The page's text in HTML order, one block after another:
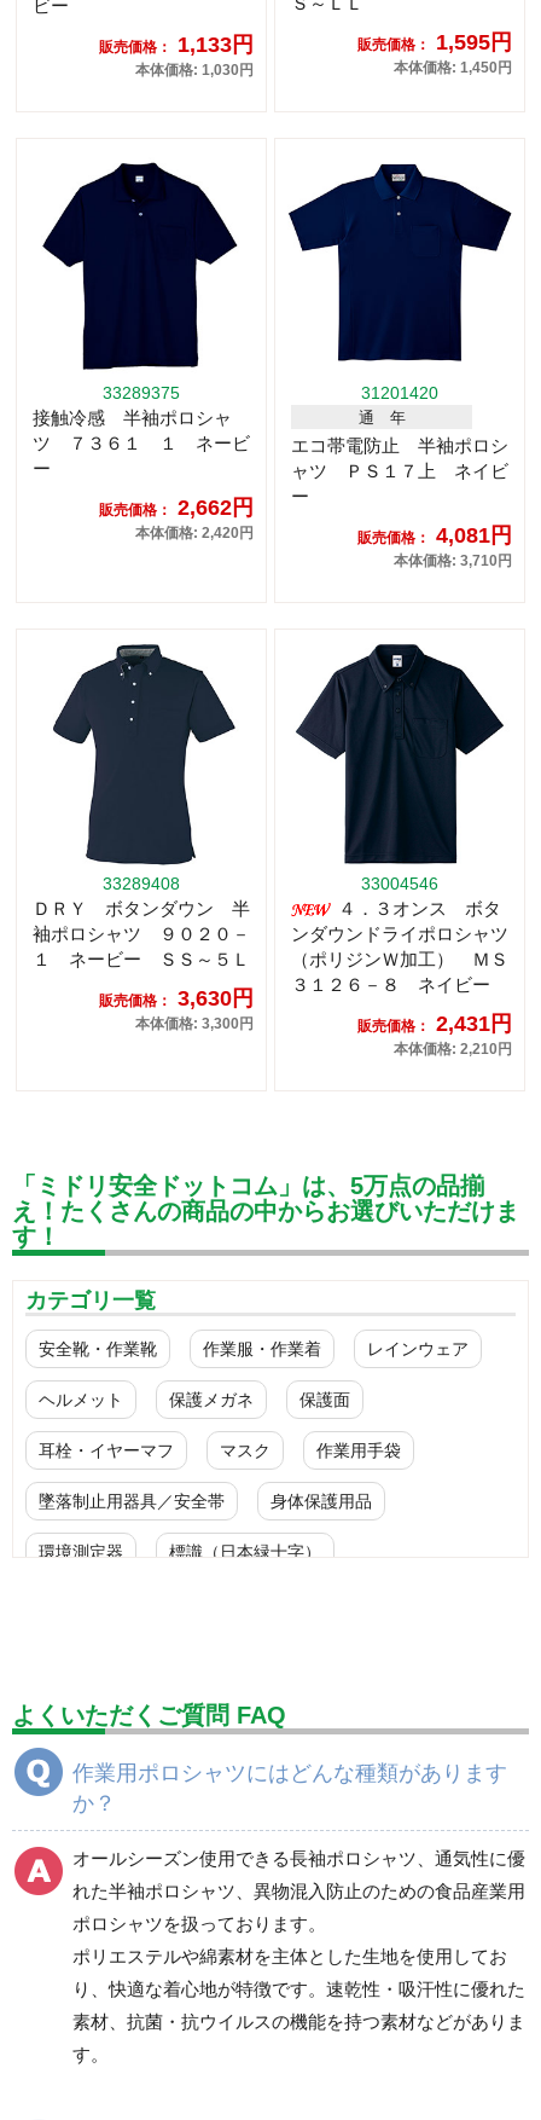
ビー
販売価格： 1,133円
本体価格: 1,030円
販売価格： 1,595円
本体価格: 1,450円
33289375
接触冷感 半袖ポロシャ
ツ ７３６１ １ ネービ
ー
販売価格： 2,662円
本体価格: 2,420円
31201420
通 年
エコ帯電防止 半袖ポロシ
ャツ ＰＳ１７上 ネイビ
ー
販売価格： 4,081円
本体価格: 3,710円
33289408
ＤＲＹ ボタンダウン 半
袖ポロシャツ ９０２０－
１ ネービー ＳＳ～５Ｌ
販売価格： 3,630円
本体価格: 3,300円
33004546
４．３オンス ボタ
ンダウンドライポロシャツ
（ポリジンＷ加工） ＭＳ
３１２６－８ ネイビー
販売価格： 2,431円
本体価格: 2,210円
「ミドリ安全ドットコム」は、5万点の品揃
え！たくさんの商品の中からお選びいただけま
す！
カテゴリ一覧
安全靴・作業靴 作業服・作業着 レインウェア
ヘルメット 保護メガネ 保護面
耳栓・イヤーマフ マスク 作業用手袋
墜落制止用器具／安全帯 身体保護用品
環境測定器 標識（日本緑十字）
設備用品・作業補助用品 工事作業用品
分煙対策機器
電気保守用品
防災グッズ（防災セット） 救急医療品
商品カテゴリ一覧
ブルゾン
春夏長袖
ジャンパー
よくいただくご質問 FAQ
作業用ポロシャツにはどんな種類があります
か？
オールシーズン使用できる長袖ポロシャツ、通気性に優
れた半袖ポロシャツ、異物混入防止のための食品産業用
ポロシャツを扱っております。
ポリエステルや綿素材を主体とした生地を使用してお
り、快適な着心地が特徴です。速乾性・吸汗性に優れた
素材、抗菌・抗ウイルスの機能を持つ素材などがありま
す。